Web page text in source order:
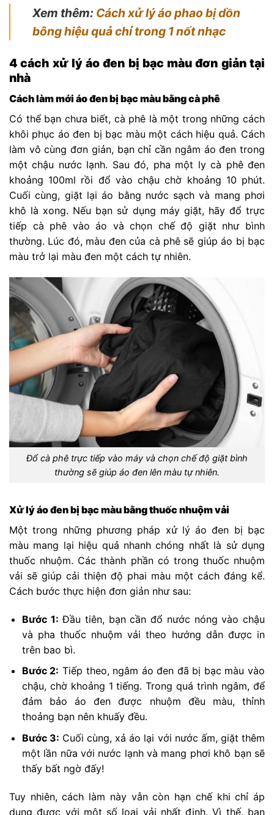
Xem thêm: Cách xử lý áo phao bị dồn
bông hiệu quả chỉ trong 1 nốt nhạc
4 cách xử lý áo đen bị bạc màu đơn giản tại
nhà
Cách làm mới áo đen bị bạc màu bằng cà phê
Có thể bạn chưa biết, cà phê là một trong những cách
khôi phục áo đen bị bạc màu một cách hiệu quả. Cách
làm vô cùng đơn giản, bạn chỉ cần ngâm áo đen trong
một chậu nước lạnh. Sau đó, pha một ly cà phê đen
khoảng 100ml rồi đổ vào chậu chờ khoảng 10 phút.
Cuối cùng, giặt lại áo bằng nước sạch và mang phơi
khô là xong. Nếu bạn sử dụng máy giặt, hãy đổ trực
tiếp cà phê vào áo và chọn chế độ giặt như bình
thường. Lúc đó, màu đen của cà phê sẽ giúp áo bị bạc
màu trở lại màu đen một cách tự nhiên.
Đổ cà phê trực tiếp vào máy và chọn chế độ giặt bình
thường sẽ giúp áo đen lên màu tự nhiên.
Xử lý áo đen bị bạc màu bằng thuốc nhuộm vải
Một trong những phương pháp xử lý áo đen bị bạc
màu mang lại hiệu quả nhanh chóng nhất là sử dụng
thuốc nhuộm. Các thành phần có trong thuốc nhuộm
vải sẽ giúp cải thiện độ phai màu một cách đáng kể.
Cách bước thực hiện đơn giản như sau:
Bước 1: Đầu tiên, bạn cần đổ nước nóng vào chậu
và pha thuốc nhuộm vải theo hướng dẫn được in
trên bao bì.
Bước 2: Tiếp theo, ngâm áo đen đã bị bạc màu vào
chậu, chờ khoảng 1 tiếng. Trong quá trình ngâm, để
đảm bảo áo đen được nhuộm đều màu, thỉnh
thoảng bạn nên khuấy đều.
Bước 3: Cuối cùng, xả áo lại với nước ấm, giặt thêm
một lần nữa với nước lạnh và mang phơi khô bạn sẽ
thấy bất ngờ đấy!
Tuy nhiên, cách làm này vẫn còn hạn chế khi chỉ áp
dụng được với một số loại vải nhất định. Vì thế, bạn